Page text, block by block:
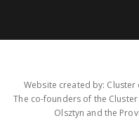
Website created by:
The co-founders of the
Olsztyn and the